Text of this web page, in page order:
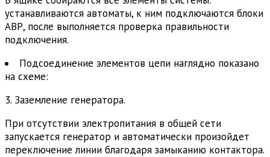
устанавливаются автоматы, к ним подключаются блоки
АВР, после выполняется проверка правильности
подключения.
Подсоединение элементов цепи наглядно показано
на схеме:
3. Заземление генератора.
При отсутствии электропитания в общей сети
запускается генератор и автоматически произойдет
переключение линии благодаря замыканию контактора.